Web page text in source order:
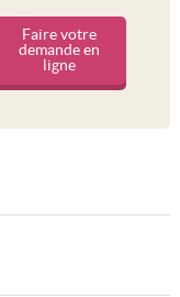
Faire votre
demande en
ligne